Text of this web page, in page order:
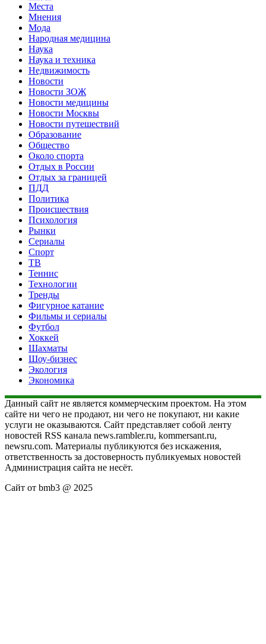
Места
Мнения
Мода
Народная медицина
Наука
Наука и техника
Недвижимость
Новости
Новости ЗОЖ
Новости медицины
Новости Москвы
Новости путешествий
Образование
Общество
Около спорта
Отдых в России
Отдых за границей
ПДД
Политика
Происшествия
Психология
Рынки
Сериалы
Спорт
ТВ
Теннис
Технологии
Тренды
Фигурное катание
Фильмы и сериалы
Футбол
Хоккей
Шахматы
Шоу-бизнес
Экология
Экономика
Данный сайт не является коммерческим проектом. На этом
сайте ни чего не продают, ни чего не покупают, ни какие
услуги не оказываются. Сайт представляет собой ленту
новостей RSS канала news.rambler.ru, kommersant.ru,
newsru.com. Материалы публикуются без искажения,
ответственность за достоверность публикуемых новостей
Администрация сайта не несёт.
Сайт от bmb3 @ 2025